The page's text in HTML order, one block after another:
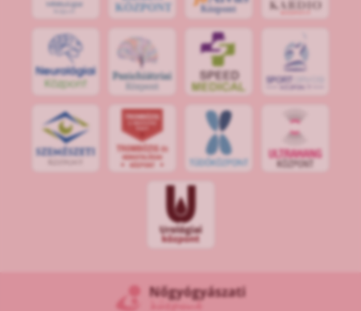
KÖZPONT Központ
SPORT
ZPON